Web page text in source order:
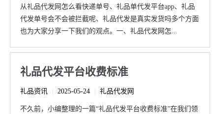
从礼品代发网怎么看快递单号、礼品单代发平台app、礼品
代发单号会不会被拦截呢、礼品代发是真实发货吗多个方面
也为大家分享一下我们的观点。一、礼品代发网怎...
礼品代发平台收费标准
礼品资讯 2025-05-24 礼品代发网
不久前，小编整理的一篇“礼品代发平台收费标准”在我们领